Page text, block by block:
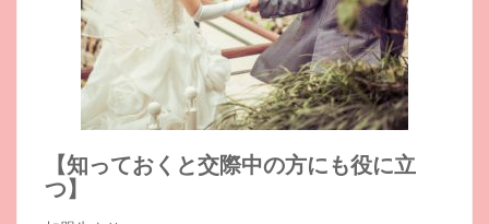
【知っておくと交際中の方にも役に立
つ】